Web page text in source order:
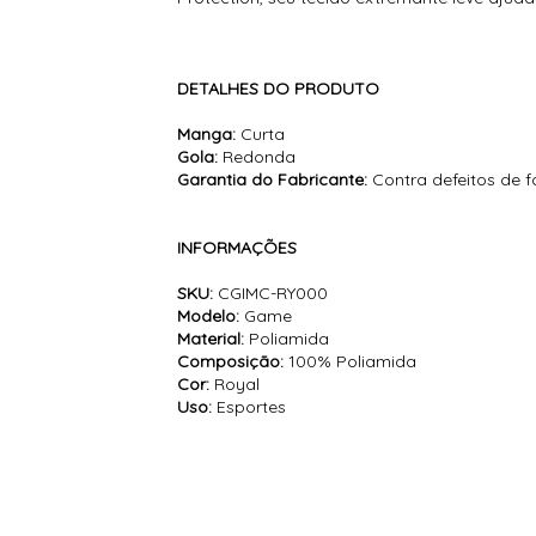
DETALHES DO PRODUTO
Manga: Curta
Gola: Redonda
Garantia do Fabricante: Contra defeitos de
INFORMAÇÕES
SKU: CGIMC-RY000
Modelo: Game
Material: Poliamida
Composição:100% Poliamida
Cor: Royal
Uso: Esportes